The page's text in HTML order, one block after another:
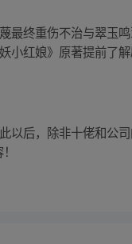
最终重伤不治与翠玉
小红娘》原著提前了解
以后，除非十佬和公